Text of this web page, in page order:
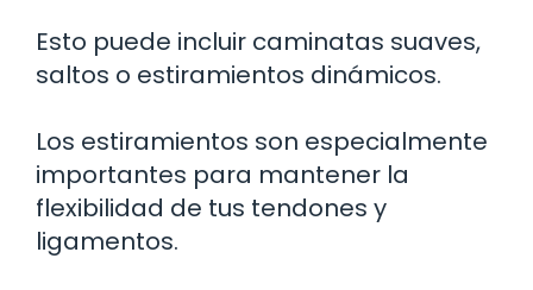
Esto puede incluir caminatas suaves,
saltos o estiramientos dinámicos.
Los estiramientos son especialmente
importantes para mantener la
flexibilidad de tus tendones y
ligamentos.